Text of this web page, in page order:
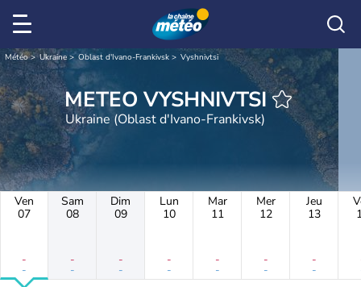
Météo Ukraine Oblast d'Ivano-Frankivsk Vyshnivtsi
METEO VYSHNIVTSI
Ukraine (Oblast d'Ivano-Frankivsk)
Ven
07
-
-
Sam
08
-
-
Dim
09
-
-
Lun
10
-
-
Mar
11
-
-
Mer
12
-
-
Jeu
13
-
-